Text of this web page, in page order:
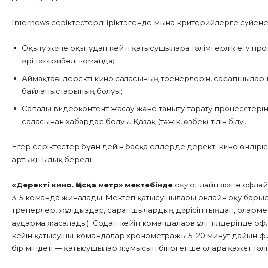
Internews серіктестерді іріктегенде мына критерийлерге
Оқыту және оқытудан кейін қатысушыларға тәлімгерлік ету
әрі тәжірибелі команда;
Аймақтағы деректі кино саласының тренерлерін,
байланыстарының болуы;
Сапалы видеоконтент жасау және таныту-тарату процесстерін
саласынан хабардар болуы. Қазақ (тәжік, өзбек) тілін білуі.
Егер серіктестер бұған дейін басқа елдерде деректі кино
артықшылық береді.
«Деректі кино. Қысқа метр» мектебінде оқу онлайн және
3-5 команда жиналады. Мектеп қатысушылары онлайн оқу
тренерлер, жұлдыздар, сарапшылардың дәрісін тыңдап, олармен
аударма жасалады). Содан кейін командаларға ұлт тілдерінде
кейін қатысушы-командалар хронометражы 5-20 минут дайын
бір міндеті — қатысушылар жұмысын бітіргенше оларға қажет